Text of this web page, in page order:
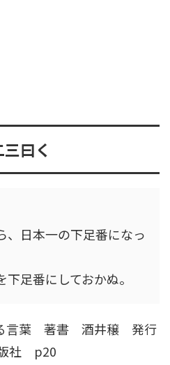
曰く
、日本一の下足番になっ
足番にしておかぬ。
る言葉 著書 酒井穣 発行
社 p20